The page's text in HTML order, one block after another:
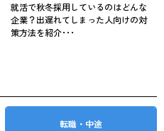
就活で秋冬採用しているのはどんな
企業？出遅れてしまった人向けの対
策方法を紹介･･･
転職・中途